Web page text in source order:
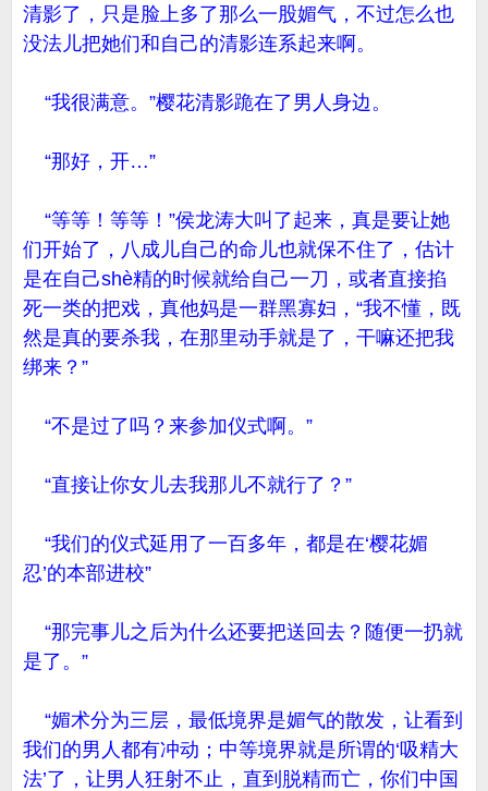
清影了，只是脸上多了那么一股媚气，不过怎么也
没法儿把她们和自己的清影连系起来啊。
“我很满意。”樱花清影跪在了男人身边。
“那好，开…”
“等等！等等！”侯龙涛大叫了起来，真是要让她
们开始了，八成儿自己的命儿也就保不住了，估计
是在自己shè精的时候就给自己一刀，或者直接掐
死一类的把戏，真他妈是一群黑寡妇，“我不懂，既
然是真的要杀我，在那里动手就是了，干嘛还把我
绑来？”
“不是过了吗？来参加仪式啊。”
“直接让你女儿去我那儿不就行了？”
“我们的仪式延用了一百多年，都是在‘樱花媚
忍’的本部进校”
“那完事儿之后为什么还要把送回去？随便一扔就
是了。”
“媚术分为三层，最低境界是媚气的散发，让看到
我们的男人都有冲动；中等境界就是所谓的‘吸精大
法’了，让男人狂射不止，直到脱精而亡，你们中国